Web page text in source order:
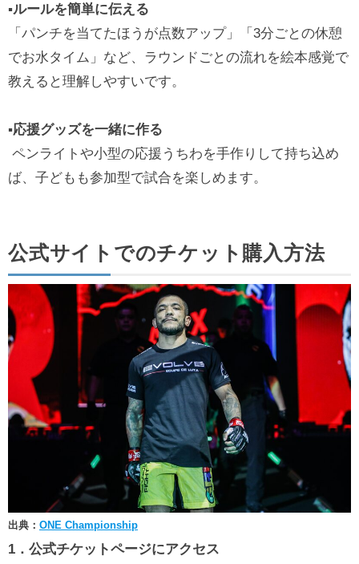
▪ルールを簡単に伝える
「パンチを当てたほうが点数アップ」「3分ごとの休憩
でお水タイム」など、ラウンドごとの流れを絵本感覚で
教えると理解しやすいです。
▪応援グッズを一緒に作る
ペンライトや小型の応援うちわを手作りして持ち込め
ば、子どもも参加型で試合を楽しめます。
公式サイトでのチケット購入方法
出典： ONE Championship
1．公式チケットページにアクセス